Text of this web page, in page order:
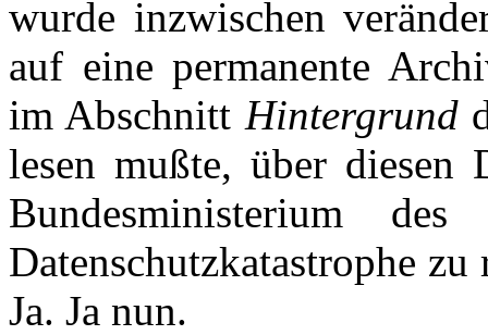
wurde inzwischen
auf eine permanente
im Abschnitt Hintergrund
lesen mußte, über diesen
Bundesministerium
Datenschutzkatastrophe
Ja. Ja nun.